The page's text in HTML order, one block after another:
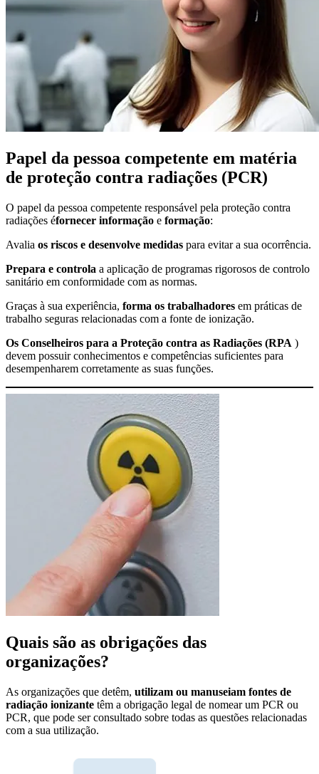
Papel da pessoa competente em matéria
de proteção contra radiações (PCR)
O papel da pessoa competente responsável pela proteção contra
radiações éfornecer informação e formação:
Avalia os riscos e desenvolve medidas para evitar a sua ocorrência.
Prepara e controla a aplicação de programas rigorosos de controlo
sanitário em conformidade com as normas.
Graças à sua experiência, forma os trabalhadores em práticas de
trabalho seguras relacionadas com a fonte de ionização.
Os Conselheiros para a Proteção contra as Radiações (RPA )
devem possuir conhecimentos e competências suficientes para
desempenharem corretamente as suas funções.
Quais são as obrigações das
organizações?
As organizações que detêm, utilizam ou manuseiam fontes de
radiação ionizante têm a obrigação legal de nomear um PCR ou
PCR, que pode ser consultado sobre todas as questões relacionadas
com a sua utilização.